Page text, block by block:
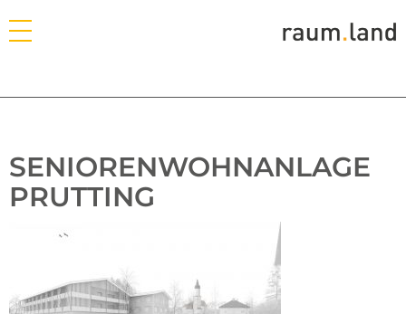
SENIORENWOHNANLAGE
PRUTTING